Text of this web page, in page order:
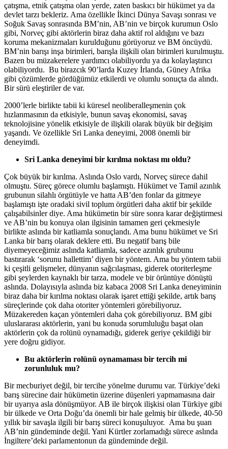
çatışma, etnik çatışma olan yerde, zaten baskıcı bir hükümet ya da
devlet tarzı bekleriz. Ama özellikle İkinci Dünya Savaşı sonrası ve
Soğuk Savaş sonrasında BM’nin, AB’nin ve birçok kurumun Oslo
gibi, Norveç gibi aktörlerin biraz daha aktif rol aldığını ve bazı
koruma mekanizmaları kurulduğunu görüyoruz ve BM öncüydü.
BM’nin barışı inşa birimleri, barışla ilişkili olan birimleri kurulmuştu.
Bazen bu müzakerelere yardımcı olabiliyordu ya da kolaylaştırıcı
olabiliyordu. Bu birazcık 90’larda Kuzey İrlanda, Güney Afrika
gibi çözümlerde gördüğümüz etkilerdi ve olumlu sonuçta da alındı.
Bir sürü eleştiriler de var.
2000’lerle birlikte tabii ki küresel neoliberalleşmenin çok
hızlanmasının da etkisiyle, bunun savaş ekonomisi, savaş
teknolojisine yönelik etkisiyle de ilişkili olarak büyük bir değişim
yaşandı. Ve özellikle Sri Lanka deneyimi, 2008 önemli bir
deneyimdi.
Sri Lanka deneyimi bir kırılma noktası mı oldu?
Çok büyük bir kırılma. Aslında Oslo vardı, Norveç sürece dahil
olmuştu. Süreç görece olumlu başlamıştı. Hükümet ve Tamil azınlık
grubunun silahlı örgütüyle ve hatta AB’den fonlar da gitmeye
başlamıştı işte oradaki sivil toplum örgütleri daha aktif bir şekilde
çalışabilsinler diye. Ama hükümetin bir süre sonra karar değiştirmesi
ve AB’nin bu konuya olan ilgisinin tamamen geri çekmesiyle
birlikte aslında bir katliamla sonuçlandı. Ama bunu hükümet ve Sri
Lanka bir barış olarak deklere etti. Bu negatif barış bile
diyemeyeceğimiz aslında katliamla, sadece azınlık grubunu
bastırarak ‘sorunu hallettim’ diyen bir yöntem. Ama bu yöntem tabii
ki çeşitli gelişmeler, dünyanın sağcılaşması, giderek otoriterleşme
gibi şeylerden kaynaklı bir tarza, modele ve bir örüntüye dönüştü
aslında. Dolayısıyla aslında biz kabaca 2008 Sri Lanka deneyiminin
biraz daha bir kırılma noktası olarak işaret ettiği şekilde, artık barış
süreçlerinde çok daha otoriter yöntemleri görebiliyoruz.
Müzakereden kaçan yöntemleri daha çok görebiliyoruz. BM gibi
uluslararası aktörlerin, yani bu konuda sorumluluğu başat olan
aktörlerin çok da rolünü oynamadığı, giderek geriye çekildiği bir
yere doğru gidiyor.
Bu aktörlerin rolünü oynamaması bir tercih mi
zorunluluk mu?
Bir mecburiyet değil, bir tercihe yönelme durumu var. Türkiye’deki
barış sürecine dair hükümetin üzerine düşenleri yapmamasına dair
bir uyarıya asla dönüşmüyor. AB ile birçok ilişkisi olan Türkiye gibi
bir ülkede ve Orta Doğu’da önemli bir hale gelmiş bir ülkede, 40-50
yıllık bir savaşla ilgili bir barış süreci konuşuluyor. Ama bu şuan
AB’nin gündeminde değil. Yani Kürtler zorlamadığı sürece aslında
İngiltere’deki parlamentonun da gündeminde değil.